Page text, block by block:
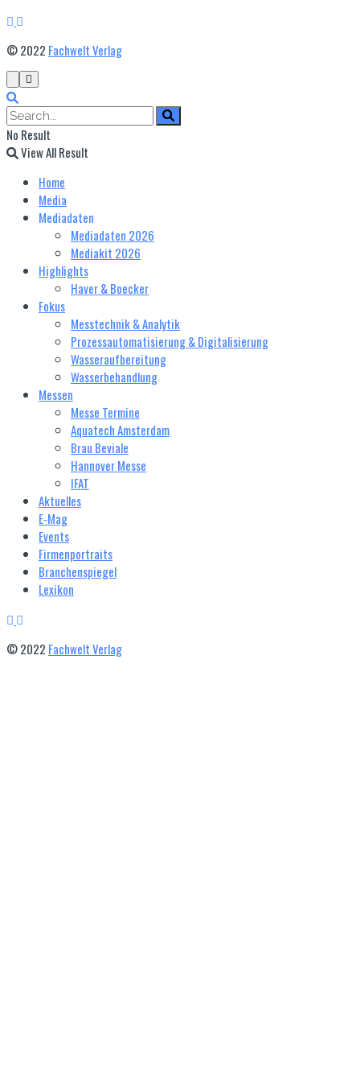
© 2022 Fachwelt Verlag
No Result
View All Result
Home
Media
Mediadaten
Mediadaten 2026
Mediakit 2026
Highlights
Haver & Boecker
Fokus
Messtechnik & Analytik
Prozessautomatisierung & Digitalisierung
Wasseraufbereitung
Wasserbehandlung
Messen
Messe Termine
Aquatech Amsterdam
Brau Beviale
Hannover Messe
IFAT
Aktuelles
E‑Mag
Events
Firmenportraits
Branchenspiegel
Lexikon
© 2022 Fachwelt Verlag